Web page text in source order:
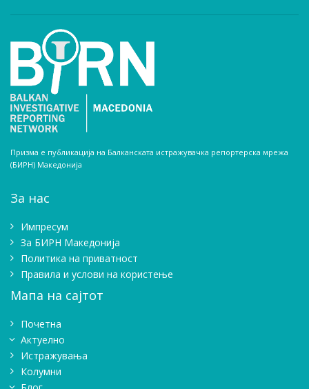
Призма е публикација на Балканската истражувачка репортерска мрежа
(БИРН) Македонија
За нас
Импресум
Зa БИРН Македонија
Политика на приватност
Правила и услови на користење
Мапа на сајтот
Почетна
Актуелно
Истражувањa
Колумни